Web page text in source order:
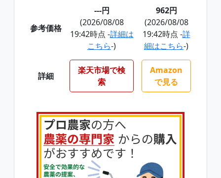
参考価格
---円
(2026/08/08
19:42時点 -詳細は
こちら-)
962円
(2026/08/08
19:42時点 -詳
細はこちら-)
詳細
楽天市場で検
索
Amazon
で見る